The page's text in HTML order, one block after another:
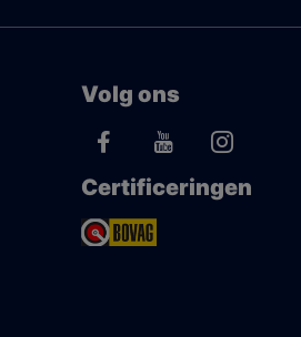
Volg ons
Certificeringen